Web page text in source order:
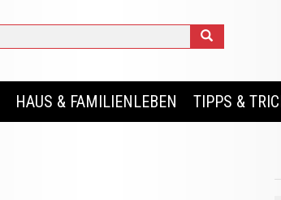
HAUS & FAMILIENLEBEN TIPPS &